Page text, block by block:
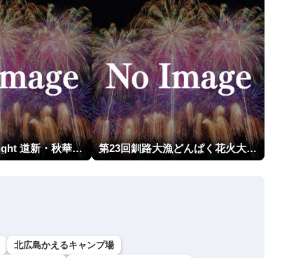
HBA Special Night 道新・秋華火（はなび） 第23回釧路大漁どんぱく花火大会 ～道新・光と音のファンタジー～
北広島かえるキャンプ場